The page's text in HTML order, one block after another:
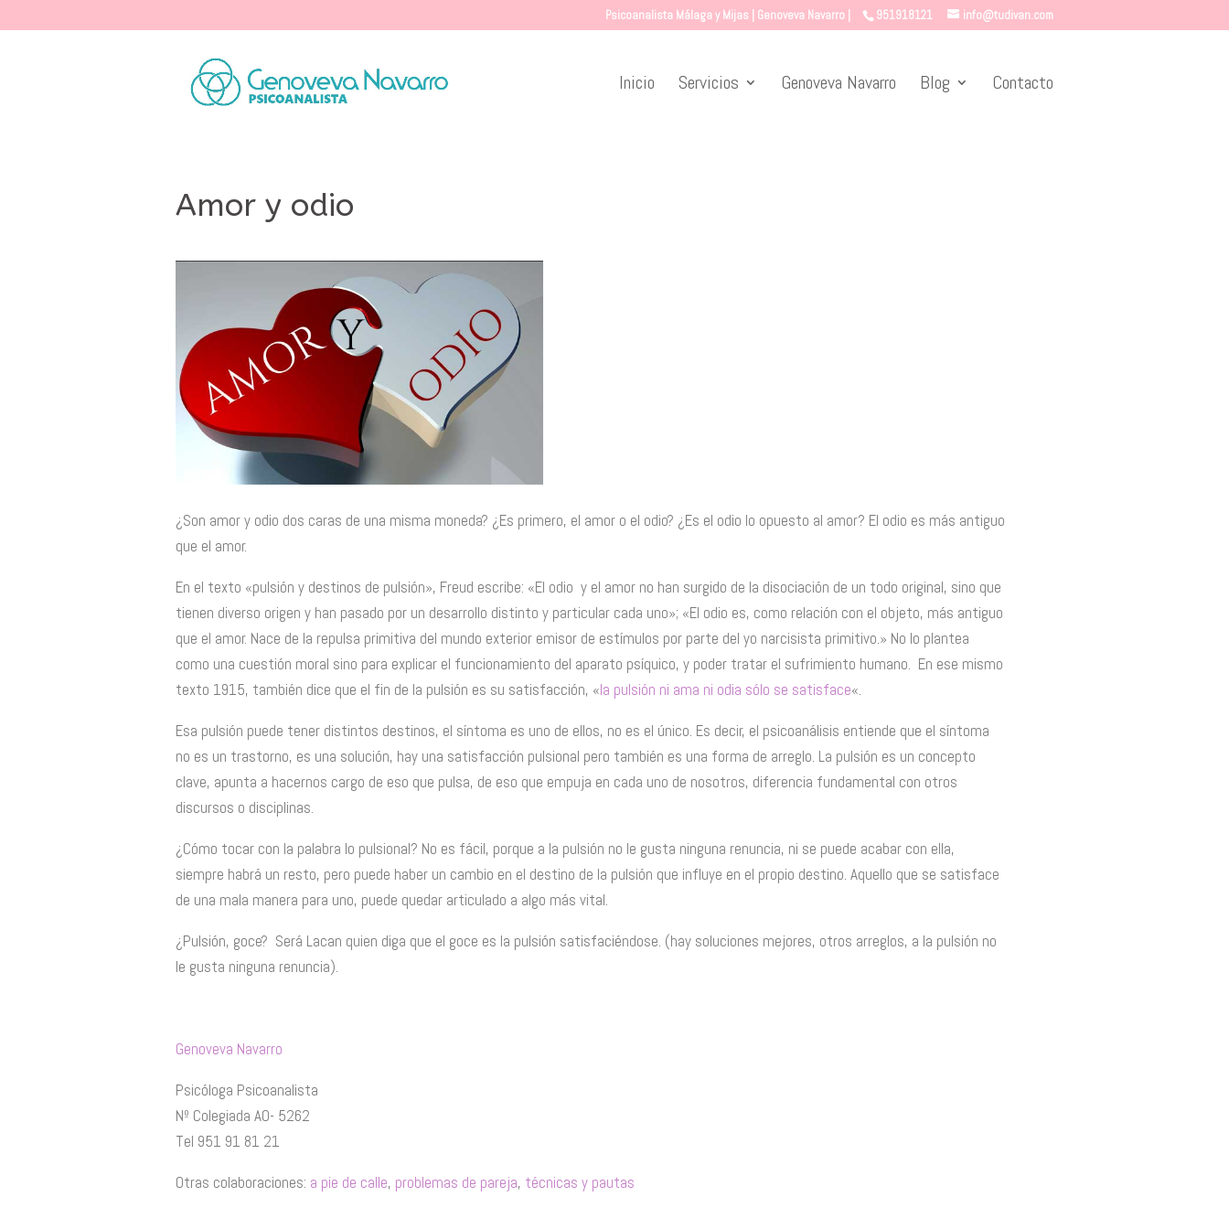
Psicoanalista Málaga y Mijas | Genoveva Navarro | 951918121 info@tudivan.com
Inicio Servicios Genoveva Navarro Blog Contacto
Amor y odio
¿Son amor y odio dos caras de una misma moneda? ¿Es primero, el amor o el odio? ¿Es el odio lo opuesto al amor? El odio es más antiguo
que el amor.
En el texto «pulsión y destinos de pulsión», Freud escribe: «El odio y el amor no han surgido de la disociación de un todo original, sino que
tienen diverso origen y han pasado por un desarrollo distinto y particular cada uno»; «El odio es, como relación con el objeto, más antiguo
que el amor. Nace de la repulsa primitiva del mundo exterior emisor de estímulos por parte del yo narcisista primitivo.» No lo plantea
como una cuestión moral sino para explicar el funcionamiento del aparato psíquico, y poder tratar el sufrimiento humano. En ese mismo
texto 1915, también dice que el fin de la pulsión es su satisfacción, «la pulsión ni ama ni odia sólo se satisface«.
Esa pulsión puede tener distintos destinos, el síntoma es uno de ellos, no es el único. Es decir, el psicoanálisis entiende que el síntoma
no es un trastorno, es una solución, hay una satisfacción pulsional pero también es una forma de arreglo. La pulsión es un concepto
clave, apunta a hacernos cargo de eso que pulsa, de eso que empuja en cada uno de nosotros, diferencia fundamental con otros
discursos o disciplinas.
¿Cómo tocar con la palabra lo pulsional? No es fácil, porque a la pulsión no le gusta ninguna renuncia, ni se puede acabar con ella,
siempre habrá un resto, pero puede haber un cambio en el destino de la pulsión que influye en el propio destino. Aquello que se satisface
de una mala manera para uno, puede quedar articulado a algo más vital.
¿Pulsión, goce? Será Lacan quien diga que el goce es la pulsión satisfaciéndose. (hay soluciones mejores, otros arreglos, a la pulsión no
le gusta ninguna renuncia).
Genoveva Navarro
Psicóloga Psicoanalista
Nº Colegiada AO- 5262
Tel 951 91 81 21
Otras colaboraciones: a pie de calle, problemas de pareja, técnicas y pautas